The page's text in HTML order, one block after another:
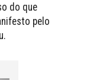
do que
pelo